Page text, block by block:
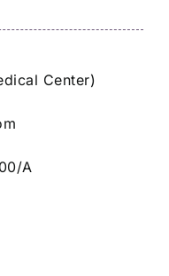
Center)
A